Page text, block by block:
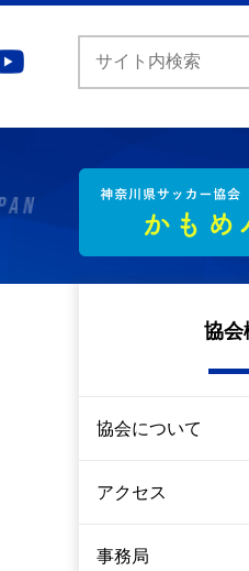
協会
協会について
アクセス
事務局